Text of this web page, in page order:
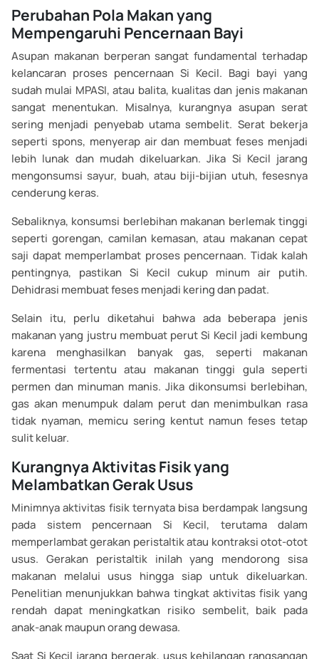
Perubahan Pola Makan yang
Mempengaruhi Pencernaan Bayi
Asupan makanan berperan sangat fundamental terhadap
kelancaran proses pencernaan Si Kecil. Bagi bayi yang
sudah mulai MPASI, atau balita, kualitas dan jenis makanan
sangat menentukan. Misalnya, kurangnya asupan serat
sering menjadi penyebab utama sembelit. Serat bekerja
seperti spons, menyerap air dan membuat feses menjadi
lebih lunak dan mudah dikeluarkan. Jika Si Kecil jarang
mengonsumsi sayur, buah, atau biji-bijian utuh, fesesnya
cenderung keras.
Sebaliknya, konsumsi berlebihan makanan berlemak tinggi
seperti gorengan, camilan kemasan, atau makanan cepat
saji dapat memperlambat proses pencernaan. Tidak kalah
pentingnya, pastikan Si Kecil cukup minum air putih.
Dehidrasi membuat feses menjadi kering dan padat.
Selain itu, perlu diketahui bahwa ada beberapa jenis
makanan yang justru membuat perut Si Kecil jadi kembung
karena menghasilkan banyak gas, seperti makanan
fermentasi tertentu atau makanan tinggi gula seperti
permen dan minuman manis. Jika dikonsumsi berlebihan,
gas akan menumpuk dalam perut dan menimbulkan rasa
tidak nyaman, memicu sering kentut namun feses tetap
sulit keluar.
Kurangnya Aktivitas Fisik yang
Melambatkan Gerak Usus
Minimnya aktivitas fisik ternyata bisa berdampak langsung
pada sistem pencernaan Si Kecil, terutama dalam
memperlambat gerakan peristaltik atau kontraksi otot-otot
usus. Gerakan peristaltik inilah yang mendorong sisa
makanan melalui usus hingga siap untuk dikeluarkan.
Penelitian menunjukkan bahwa tingkat aktivitas fisik yang
rendah dapat meningkatkan risiko sembelit, baik pada
anak-anak maupun orang dewasa.